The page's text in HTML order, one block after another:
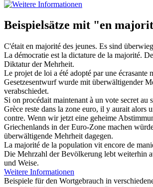
Beispielsätze mit "en
C'était en majorité des jeunes. Es sind
La démocratie est la dictature de la majorité.
Diktatur derMehrheit.
Le projet de loi a été adopté par une écrasante
Gesetzesentwurf wurde mit überwältigender
verabschiedet.
Si on procédait maintenant à un vote secret au
Grèce reste dans la zone euro, il y aurait alors
contre. Wenn wir jetzt eine geheime
Griechenlands in der Euro-Zone machen
überwältigende Mehrheit dagegen.
La majorité de la population vit encore de
Die Mehrzahl der Bevölkerung lebt weiterhin
und Weise.
Weitere Informationen
Beispiele für den Wortgebrauch in